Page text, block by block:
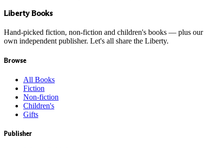
Liberty Books
Hand-picked fiction, non-fiction and children's books — plus our
own independent publisher. Let's all share the Liberty.
Browse
All Books
Fiction
Non-fiction
Children's
Gifts
Publisher